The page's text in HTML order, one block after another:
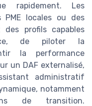
rapidement. Les
PME locales ou des
profils capables
de piloter la
la performance
un DAF externalisé,
administratif
notamment
de transition.